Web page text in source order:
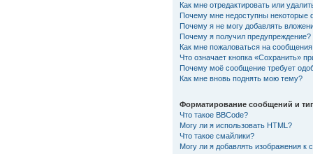
Как мне отредактировать или
Почему мне недоступны некоторые
Почему я не могу добавлять
Почему я получил предупреждение?
Как мне пожаловаться на
Что означает кнопка «Сохранить»
Почему моё сообщение требует
Как мне вновь поднять мою тему?
Форматирование сообщений и
Что такое BBCode?
Могу ли я использовать HTML?
Что такое смайлики?
Могу ли я добавлять изображения к